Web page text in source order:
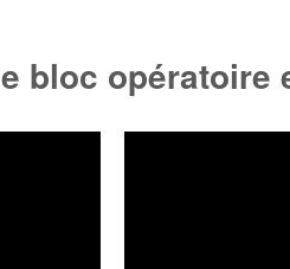
bloc opératoire